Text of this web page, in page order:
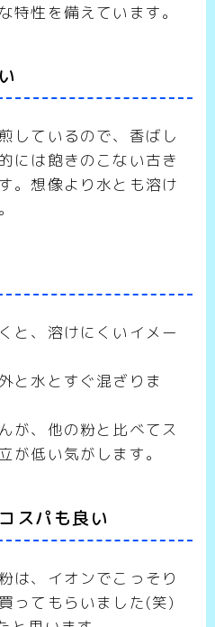
特性を備えています。
しているので、香ばし
には飽きのこない古き
。想像より水とも溶け
と、溶けにくいイメー
と水とすぐ混ざりま
が、他の粉と比べてス
が低い気がします。
スパも良い
は、イオンでこっそり
ってもらいました(笑)